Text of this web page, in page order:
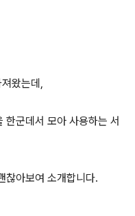
왔는데,
한군데서 모아 사용하는 서
찮아보여 소개합니다.